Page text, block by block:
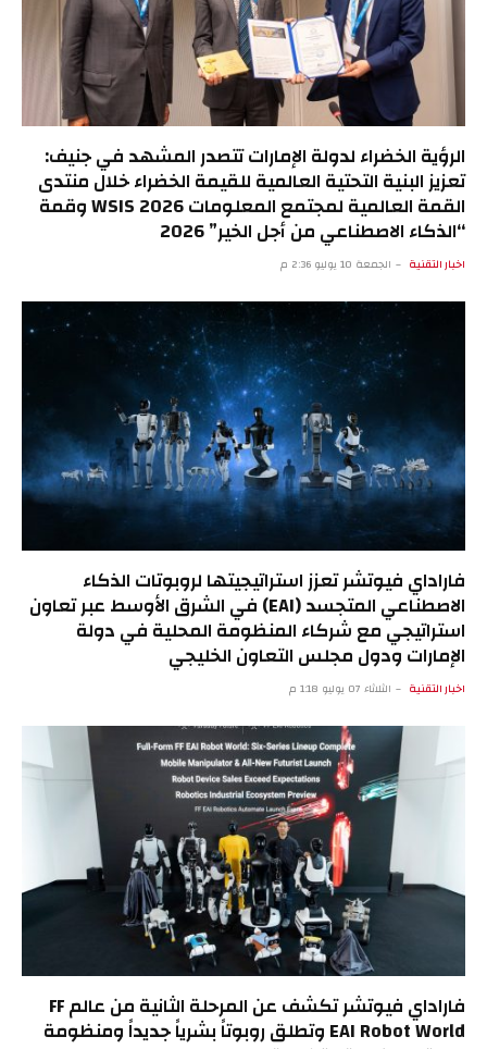
الرؤية الخضراء لدولة الإمارات تتصدر المشهد في جنيف:
تعزيز البنية التحتية العالمية للقيمة الخضراء خلال منتدى
القمة العالمية لمجتمع المعلومات WSIS 2026 وقمة
“الذكاء الاصطناعي من أجل الخير” 2026
اخبار التقنية الجمعة 10 يوليو 2:36 م
فاراداي فيوتشر تعزز استراتيجيتها لروبوتات الذكاء
الاصطناعي المتجسد (EAI) في الشرق الأوسط عبر تعاون
استراتيجي مع شركاء المنظومة المحلية في دولة
الإمارات ودول مجلس التعاون الخليجي
اخبار التقنية الثلاثاء 07 يوليو 1:18 م
فاراداي فيوتشر تكشف عن المرحلة الثانية من عالم FF
EAI Robot World وتطلق روبوتاً بشرياً جديداً ومنظومة